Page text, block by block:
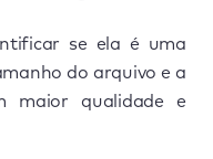
se ela é uma
do arquivo e a
maior qualidade e